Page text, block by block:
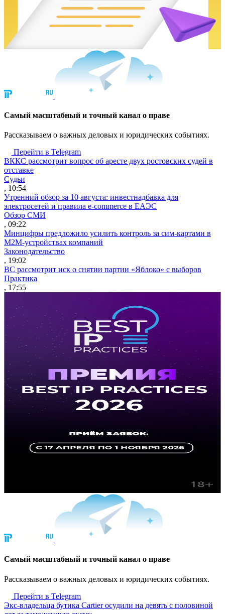
Cамый масштабный и точный канал о праве
Рассказываем о важных деловых и юридических событиях.
Перейти в Telegram
ВККС рассмотрит вопрос об аресте двух ростовских судей в
отставке
Судьи
, 10:54
Утренний обзор за 10 августа: инвестнадбавка для
электросетей и правила e-commerce в ЕАЭС
Обзор СМИ
, 09:22
Минцифры предложило усилить контроль за сим-картами в
M2M-устройствах компаний
Законодательство
, 19:02
ВС рассмотрит иск о снятии партии «Яблоко» с выборов
Практика
, 17:55
Cамый масштабный и точный канал о праве
Рассказываем о важных деловых и юридических событиях.
Перейти в Telegram
Экс-владельца бутика Cartier осудили на девять с половиной